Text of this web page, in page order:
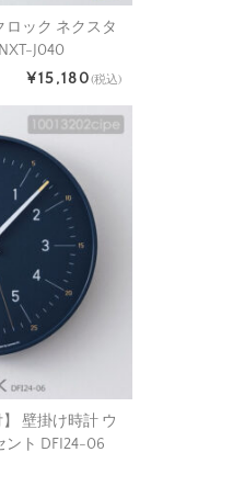
ック ネクスタ
J040
¥15,180(税込)
壁掛け時計 ウ
ント DFI24-06